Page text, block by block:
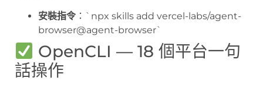
安裝指令 ：`npx skills add vercel-labs/agent-
browser@agent-browser`
OpenCLI — 18 個平台一句
話操作